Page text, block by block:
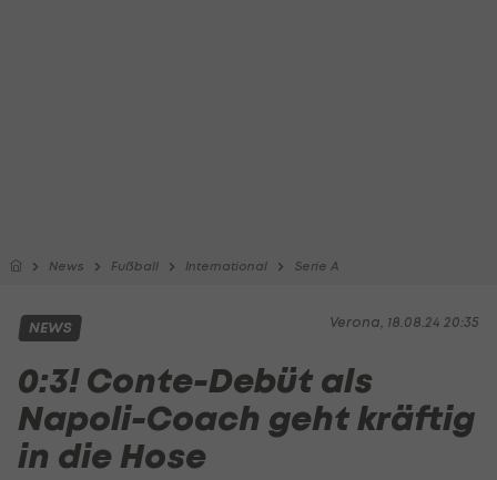
News Fußball International Serie A
Verona, 18.08.24 20:35
NEWS
0:3! Conte-Debüt als
Napoli-Coach geht kräftig
in die Hose